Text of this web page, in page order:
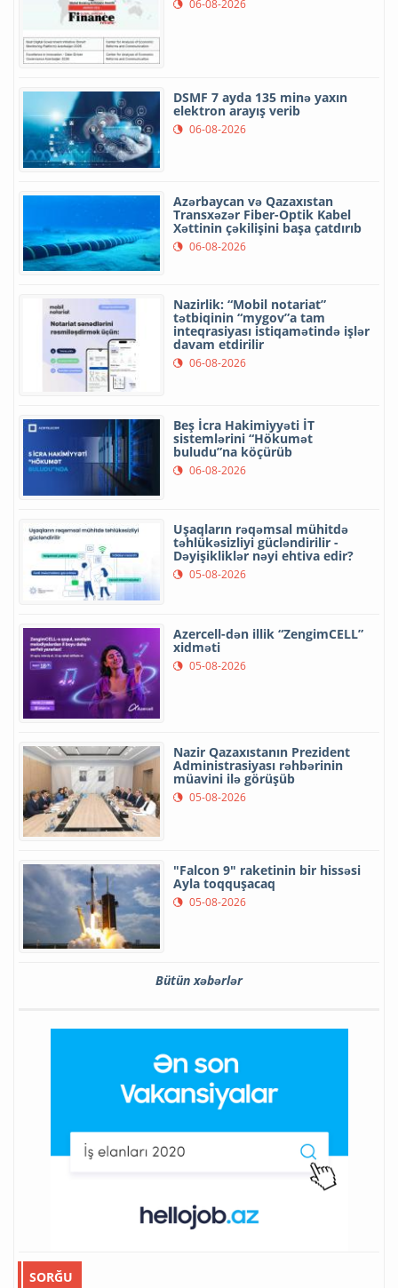
06-08-2026
DSMF 7 ayda 135 minə yaxın
elektron arayış verib
06-08-2026
Azərbaycan və Qazaxıstan
Transxəzər Fiber-Optik Kabel
Xəttinin çəkilişini başa çatdırıb
06-08-2026
Nazirlik: “Mobil notariat”
tətbiqinin “mygov”a tam
inteqrasiyası istiqamətində işlər
davam etdirilir
06-08-2026
Beş İcra Hakimiyyəti İT
sistemlərini “Hökumət
buludu”na köçürüb
06-08-2026
Uşaqların rəqəmsal mühitdə
təhlükəsizliyi gücləndirilir -
Dəyişikliklər nəyi ehtiva edir?
05-08-2026
Azercell-dən illik “ZengimCELL”
xidməti
05-08-2026
Nazir Qazaxıstanın Prezident
Administrasiyası rəhbərinin
müavini ilə görüşüb
05-08-2026
"Falcon 9" raketinin bir hissəsi
Ayla toqquşacaq
05-08-2026
Bütün xəbərlər
SORĞU